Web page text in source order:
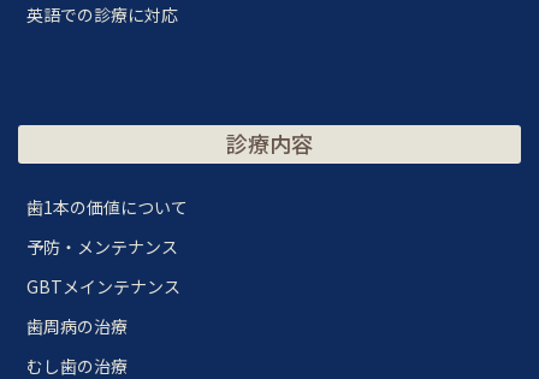
英語での診療に対応
診療内容
歯1本の価値について
予防・メンテナンス
GBTメインテナンス
歯周病の治療
むし歯の治療